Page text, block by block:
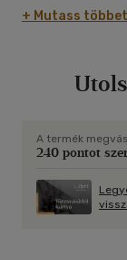
ballonkabátos
személyében. A
életét? És ki is
+ Mutass többet
A termék
240 pontot